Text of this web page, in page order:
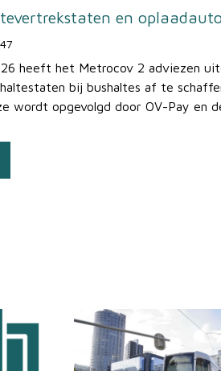
en
heeft het Metrocov 2 adviezen
bij bushaltes af te
wordt opgevolgd door OV-Pay en